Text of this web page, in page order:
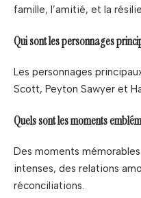
famille, l’amitié, et la
Qui sont les personnages
Les personnages
Scott, Peyton Sawyer et
Quels sont les moments
Des moments
intenses, des relations
réconciliations.